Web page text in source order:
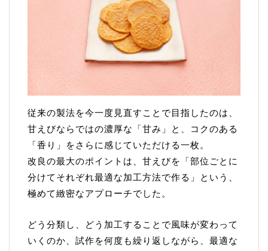
従来の製法を今一度見直すことで目指したのは、
甘えびならではの濃厚な「甘み」と、コクのある
「香り」をさらに感じていただける一枚。
改良の最大のポイントは、甘えびを「部位ごとに
分けてそれぞれ最適な加工方法で作る」という、
極めて緻密なアプローチでした。
どう分類し、どう加工することで風味が変わって
いくのか、試作を何度も繰り返しながら、最適な